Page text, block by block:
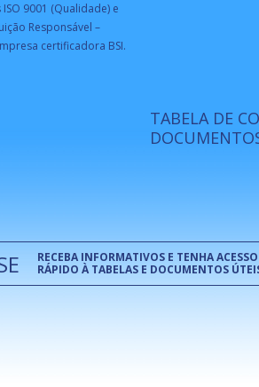
9001 (Qualidade) e
Responsável –
certificadora BSI.
ISO 9001:
A
TABELA DE
RECEBA INFORMATIVOS E TENHA ACESSO
RÁPIDO À TABELAS E DOCUMENTOS